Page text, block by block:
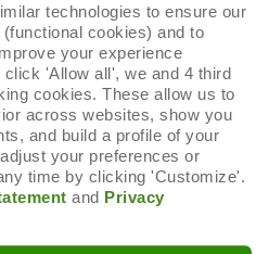
technologies to ensure our
cookies) and to
your experience
'Allow all', we and 4 third
cookies. These allow us to
across websites, show you
and build a profile of your
your preferences or
time by clicking 'Customize'.
and Privacy